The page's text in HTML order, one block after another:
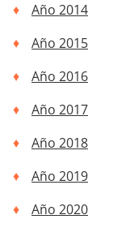
Año 2014
Año 2015
Año 2016
Año 2017
Año 2018
Año 2019
Año 2020